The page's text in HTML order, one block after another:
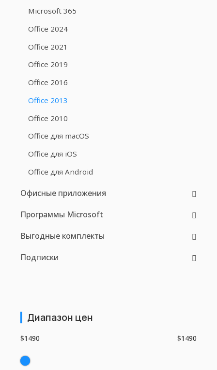
Microsoft 365
Office 2024
Office 2021
Office 2019
Office 2016
Office 2013
Office 2010
Office для macOS
Office для iOS
Office для Android
Офисные приложения
Программы Microsoft
Выгодные комплекты
Подписки
Диапазон цен
$1490 $1490